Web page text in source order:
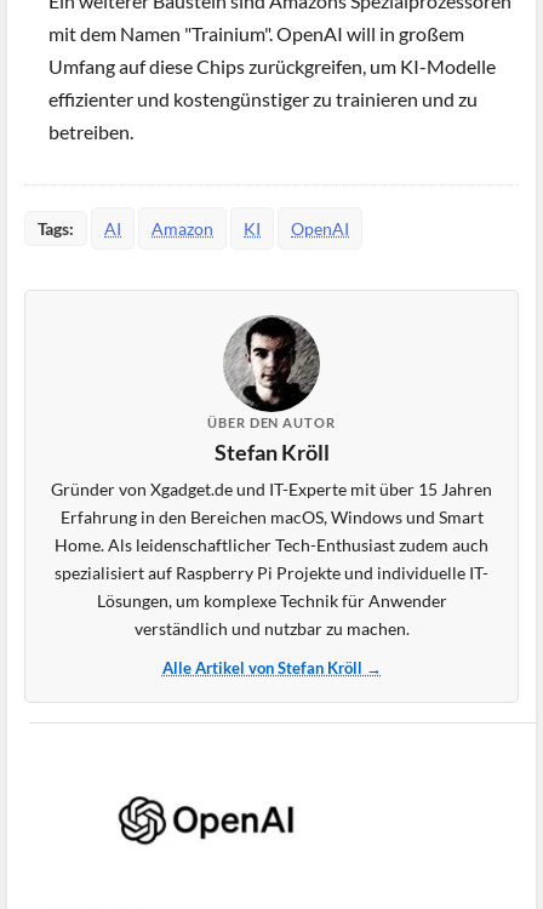
mit dem Namen "Trainium". OpenAI will in großem
Umfang auf diese Chips zurückgreifen, um KI-Modelle
effizienter und kostengünstiger zu trainieren und zu
betreiben.
Tags: AI Amazon KI OpenAI
ÜBER DEN AUTOR
Stefan Kröll
Gründer von Xgadget.de und IT-Experte mit über 15 Jahren
Erfahrung in den Bereichen macOS, Windows und Smart
Home. Als leidenschaftlicher Tech-Enthusiast zudem auch
spezialisiert auf Raspberry Pi Projekte und individuelle IT-
Lösungen, um komplexe Technik für Anwender
verständlich und nutzbar zu machen.
Alle Artikel von Stefan Kröll →